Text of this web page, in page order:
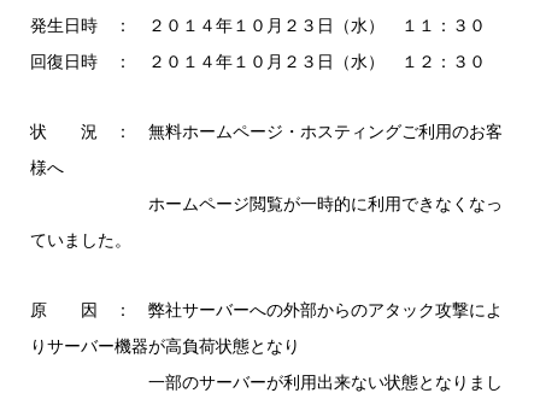
発生日時 ： ２０１４年１０月２３日（水） １１：３０
回復日時 ： ２０１４年１０月２３日（水） １２：３０
状 況 ： 無料ホームページ・ホスティングご利用のお客
様へ
ホームページ閲覧が一時的に利用できなくなっ
ていました。
原 因 ： 弊社サーバーへの外部からのアタック攻撃によ
りサーバー機器が高負荷状態となり
一部のサーバーが利用出来ない状態となりまし